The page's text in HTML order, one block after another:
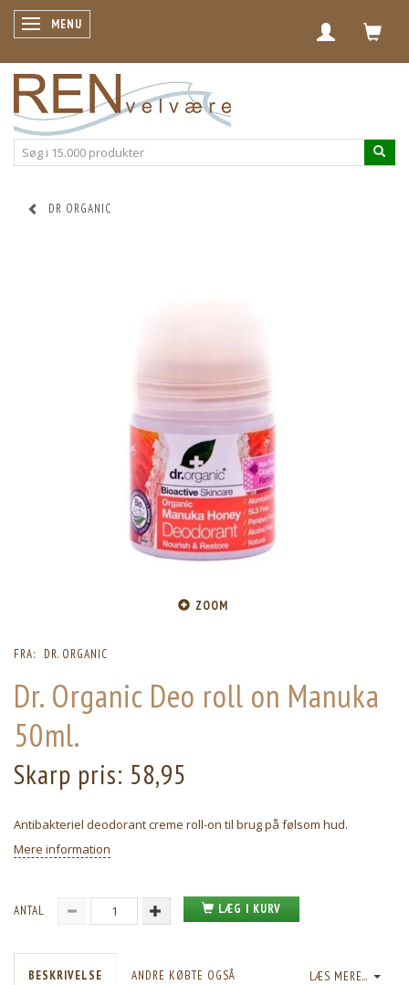
SKIFTE NAVIGATION
MENU
DR ORGANIC
ZOOM
FRA: DR. ORGANIC
Dr. Organic Deo roll on Manuka
50ml.
Skarp pris: 58,95
Antibakteriel deodorant creme roll-on til brug på følsom hud.
Mere information
ANTAL LÆG I KURV
LÆS MERE...
BESKRIVELSE ANDRE KØBTE OGSÅ